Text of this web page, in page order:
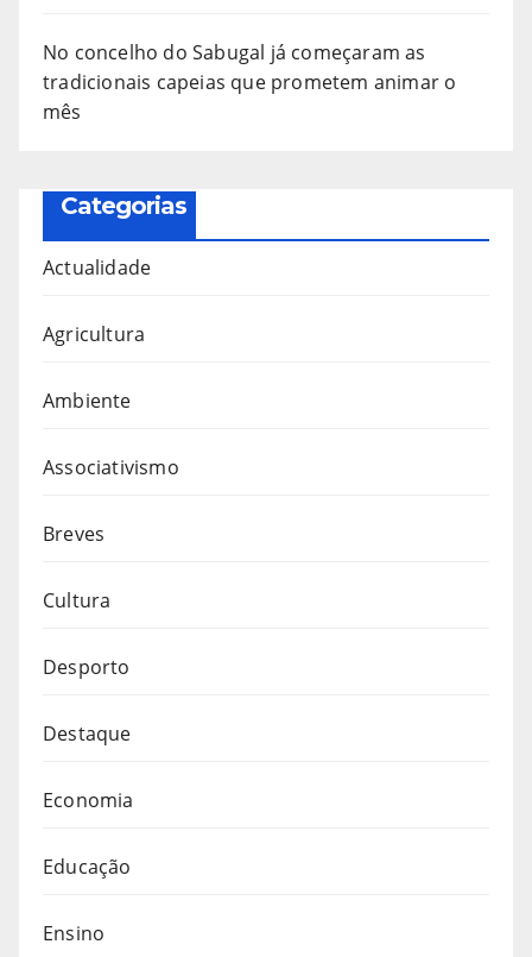
No concelho do Sabugal já começaram as
tradicionais capeias que prometem animar o
mês
Categorias
Actualidade
Agricultura
Ambiente
Associativismo
Breves
Cultura
Desporto
Destaque
Economia
Educação
Ensino